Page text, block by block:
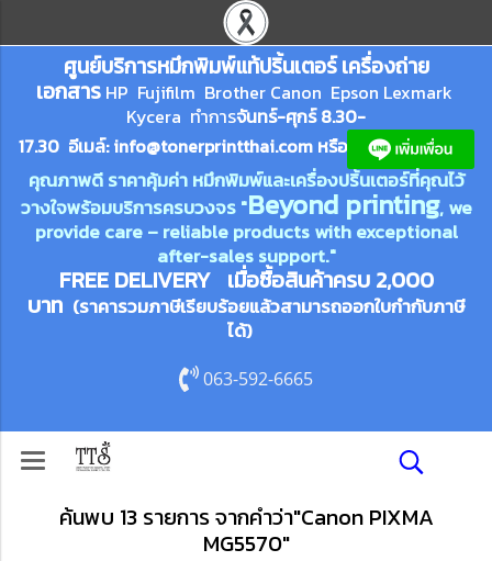
ศูนย์บริการหมึกพิมพ์แท้ปริ้นเตอร์ เครื่องถ่าย
เอกสาร HP Fujifilm Brother Canon Epson Lexmark
Kycera ทำการจันทร์-ศุกร์ 8.30-
17.30 อีเมล์:info@tonerprintthai.com หรือ
คุณภาพดี ราคาคุ้มค่า หมึกพิมพ์และเครื่องปริ้นเตอร์ที่คุณไว้
วางใจพร้อมบริการครบวงจร "Beyond printing, we
provide care – reliable products with exceptional
after-sales support."
FREE DELIVERY เมื่อซื้อสินค้าครบ 2,000
บาท (ราคารวมภาษีเรียบร้อยแล้วสามารถออกใบกำกับภาษี
ได้)
063-592-6665
ค้นพบ 13 รายการ จากคำว่า"Canon PIXMA
MG5570"